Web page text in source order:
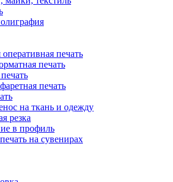
печать
печать
печать
на ткань и одежду
резка
в профиль
на сувенирах